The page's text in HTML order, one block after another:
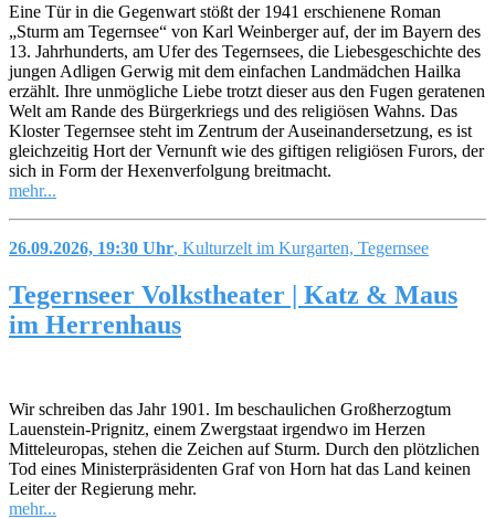
Eine Tür in die Gegenwart stößt der 1941 erschienene Roman
„Sturm am Tegernsee“ von Karl Weinberger auf, der im Bayern des
13. Jahrhunderts, am Ufer des Tegernsees, die Liebesgeschichte des
jungen Adligen Gerwig mit dem einfachen Landmädchen Hailka
erzählt. Ihre unmögliche Liebe trotzt dieser aus den Fugen geratenen
Welt am Rande des Bürgerkriegs und des religiösen Wahns. Das
Kloster Tegernsee steht im Zentrum der Auseinandersetzung, es ist
gleichzeitig Hort der Vernunft wie des giftigen religiösen Furors, der
sich in Form der Hexenverfolgung breitmacht.
mehr...
26.09.2026, 19:30 Uhr, Kulturzelt im Kurgarten, Tegernsee
Tegernseer Volkstheater | Katz & Maus
im Herrenhaus
Wir schreiben das Jahr 1901. Im beschaulichen Großherzogtum
Lauenstein-Prignitz, einem Zwergstaat irgendwo im Herzen
Mitteleuropas, stehen die Zeichen auf Sturm. Durch den plötzlichen
Tod eines Ministerpräsidenten Graf von Horn hat das Land keinen
Leiter der Regierung mehr.
mehr...